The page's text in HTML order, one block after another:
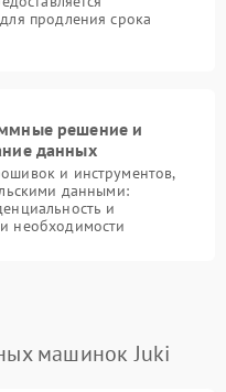
продления срока
решение и
данных
и инструментов,
данными:
и
необходимости
машинок Juki